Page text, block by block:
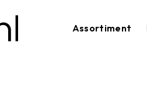
Assortiment